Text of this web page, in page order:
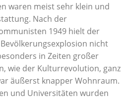
waren meist sehr klein und
Nach der
1949 hielt der
nicht
in Zeiten großer
wie der Kulturrevolution, ganz
äußerst knapper Wohnraum.
und Universitäten wurden